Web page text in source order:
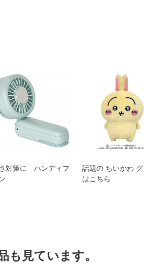
対策に ハンディフ
話題の ちいかわ
はこちら
も見ています。